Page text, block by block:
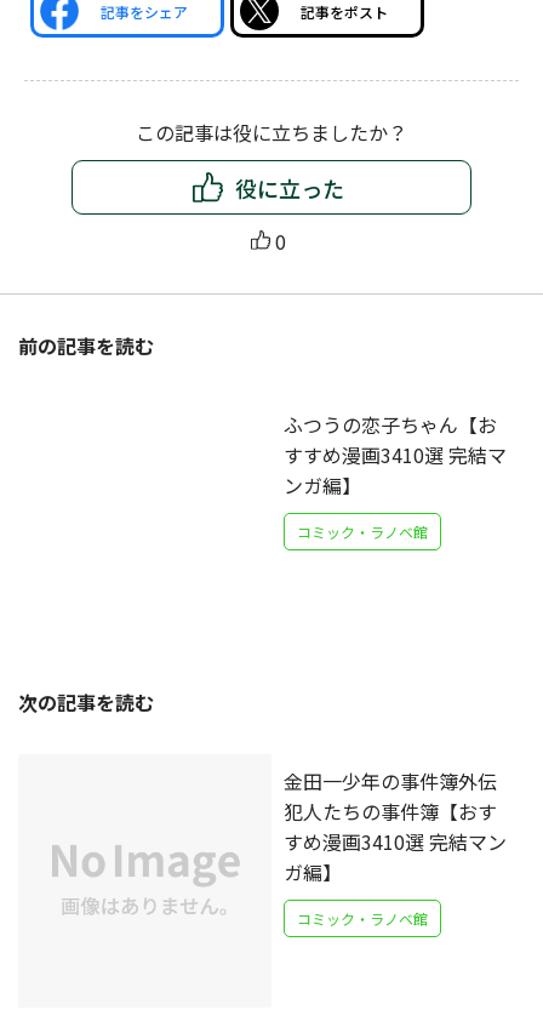
記事をシェア 記事をポスト
この記事は役に立ちましたか？
役に立った
0
前の記事を読む
ふつうの恋子ちゃん【お
すすめ漫画3410選 完結マ
ンガ編】
コミック・ラノベ館
次の記事を読む
金田一少年の事件簿外伝
犯人たちの事件簿【おす
すめ漫画3410選 完結マン
ガ編】
コミック・ラノベ館